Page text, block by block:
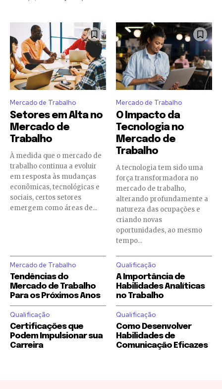
Mercado de Trabalho
Setores em Alta no
Mercado de
Trabalho
À medida que o mercado de
trabalho continua a evoluir
em resposta às mudanças
econômicas, tecnológicas e
sociais, certos setores
emergem como áreas de...
Mercado de Trabalho
O Impacto da
Tecnologia no
Mercado de
Trabalho
A tecnologia tem sido uma
força transformadora no
mercado de trabalho,
alterando profundamente a
natureza das ocupações e
criando novas
oportunidades, ao mesmo
tempo...
Mercado de Trabalho
Tendências do
Mercado de Trabalho
Para os Próximos Anos
Qualificação
A Importância de
Habilidades Analíticas
no Trabalho
Qualificação
Certificações que
Podem Impulsionar sua
Carreira
Qualificação
Como Desenvolver
Habilidades de
Comunicação Eficazes